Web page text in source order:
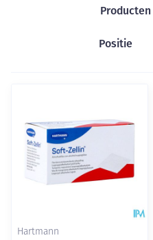
Producten
Sorteer op:
Hartmann